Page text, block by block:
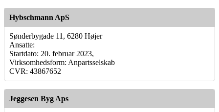
Hybschmann ApS
Sønderbygade 11, 6280 Højer
Ansatte:
Startdato: 20. februar 2023,
Virksomhedsform: Anpartsselskab
CVR: 43867652
Jeggesen Byg Aps